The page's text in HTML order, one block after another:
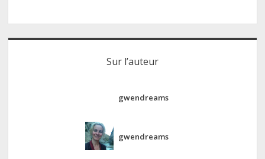
Sur l’auteur
gwendreams
gwendreams